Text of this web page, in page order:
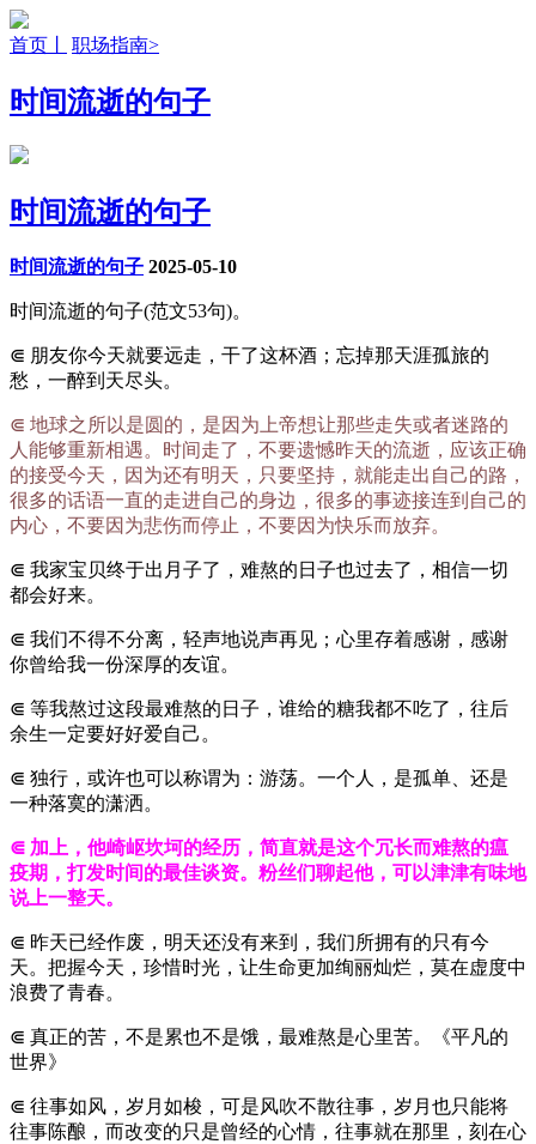
首页丨 职场指南>
时间流逝的句子
时间流逝的句子
时间流逝的句子 2025-05-10
时间流逝的句子(范文53句)。
⋐ 朋友你今天就要远走，干了这杯酒；忘掉那天涯孤旅的
愁，一醉到天尽头。
⋐ 地球之所以是圆的，是因为上帝想让那些走失或者迷路的
人能够重新相遇。时间走了，不要遗憾昨天的流逝，应该正确
的接受今天，因为还有明天，只要坚持，就能走出自己的路，
很多的话语一直的走进自己的身边，很多的事迹接连到自己的
内心，不要因为悲伤而停止，不要因为快乐而放弃。
⋐ 我家宝贝终于出月子了，难熬的日子也过去了，相信一切
都会好来。
⋐ 我们不得不分离，轻声地说声再见；心里存着感谢，感谢
你曾给我一份深厚的友谊。
⋐ 等我熬过这段最难熬的日子，谁给的糖我都不吃了，往后
余生一定要好好爱自己。
⋐ 独行，或许也可以称谓为：游荡。一个人，是孤单、还是
一种落寞的潇洒。
⋐ 加上，他崎岖坎坷的经历，简直就是这个冗长而难熬的瘟
疫期，打发时间的最佳谈资。粉丝们聊起他，可以津津有味地
说上一整天。
⋐ 昨天已经作废，明天还没有来到，我们所拥有的只有今
天。把握今天，珍惜时光，让生命更加绚丽灿烂，莫在虚度中
浪费了青春。
⋐ 真正的苦，不是累也不是饿，最难熬是心里苦。《平凡的
世界》
⋐ 往事如风，岁月如梭，可是风吹不散往事，岁月也只能将
往事陈酿，而改变的只是曾经的心情，往事就在那里，刻在心